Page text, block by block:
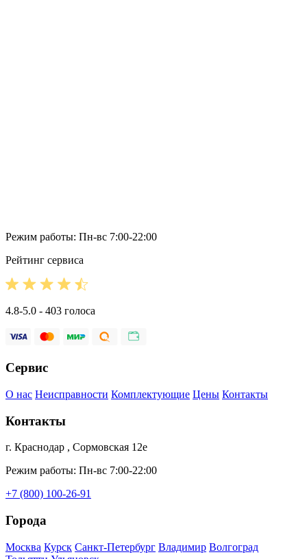
Режим работы: Пн-вс 7:00-22:00
Рейтинг сервиса
4.8-5.0 - 403 голоса
Сервис
О нас Неисправности Комплектующие Цены Контакты
Контакты
г. Краснодар , Сормовская 12е
Режим работы: Пн-вс 7:00-22:00
+7 (800) 100-26-91
Города
Москва Курск Санкт-Петербург Владимир Волгоград